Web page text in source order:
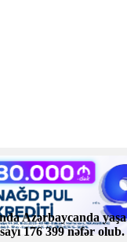
Azərbaycanda
176 399 nəfər olub.